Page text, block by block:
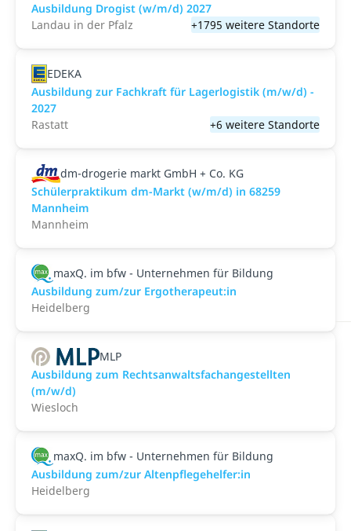
Ausbildung Drogist (w/m/d) 2027
Landau in der Pfalz
+1795 weitere Standorte
EDEKA
Ausbildung zur Fachkraft für Lagerlogistik (m/w/d) -
2027
Rastatt
+6 weitere Standorte
dm-drogerie markt GmbH + Co. KG
Schülerpraktikum dm-Markt (w/m/d) in 68259
Mannheim
Mannheim
maxQ. im bfw - Unternehmen für Bildung
Ausbildung zum/zur Ergotherapeut:in
Heidelberg
MLP
Ausbildung zum Rechtsanwaltsfachangestellten
(m/w/d)
Wiesloch
maxQ. im bfw - Unternehmen für Bildung
Ausbildung zum/zur Altenpflegehelfer:in
Heidelberg